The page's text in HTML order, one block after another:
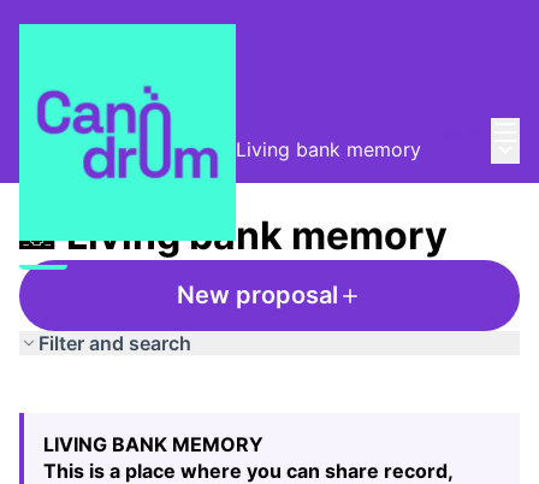
Taula de Memòries / 📸 Living bank memory
📸 Living bank memory
New proposal
Filter and search
−
LIVING BANK MEMORY
This is a place where you can share record,